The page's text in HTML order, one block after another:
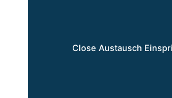
Close Austausch